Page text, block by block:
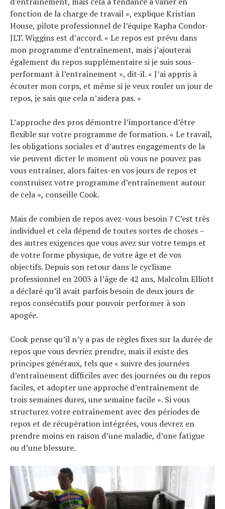
fonction de la charge de travail », explique Kristian
House, pilote professionnel de l’équipe Rapha Condor-
JLT. Wiggins est d’accord. « Le repos est prévu dans
mon programme d’entraînement, mais j’ajouterai
également du repos supplémentaire si je suis sous-
performant à l’entraînement », dit-il. « J’ai appris à
écouter mon corps, et même si je veux rouler un jour de
repos, je sais que cela n’aidera pas. »
L’approche des pros démontre l’importance d’être
flexible sur votre programme de formation. « Le travail,
les obligations sociales et d’autres engagements de la
vie peuvent dicter le moment où vous ne pouvez pas
vous entraîner, alors faites-en vos jours de repos et
construisez votre programme d’entraînement autour
de cela », conseille Cook.
Mais de combien de repos avez-vous besoin ? C’est très
individuel et cela dépend de toutes sortes de choses –
des autres exigences que vous avez sur votre temps et
de votre forme physique, de votre âge et de vos
objectifs. Depuis son retour dans le cyclisme
professionnel en 2003 à l’âge de 42 ans, Malcolm Elliott
a déclaré qu’il avait parfois besoin de deux jours de
repos consécutifs pour pouvoir performer à son
apogée.
Cook pense qu’il n’y a pas de règles fixes sur la durée de
repos que vous devriez prendre, mais il existe des
principes généraux, tels que « suivre des journées
d’entraînement difficiles avec des journées ou du repos
faciles, et adopter une approche d’entraînement de
trois semaines dures, une semaine facile ». Si vous
structurez votre entraînement avec des périodes de
repos et de récupération intégrées, vous devrez en
prendre moins en raison d’une maladie, d’une fatigue
ou d’une blessure.